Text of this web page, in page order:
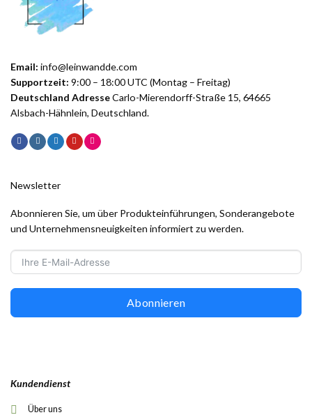
Email: info@leinwandde.com
Supportzeit: 9:00 – 18:00 UTC (Montag – Freitag)
Deutschland AdresseCarlo-Mierendorff-Straße 15, 64665
Alsbach-Hähnlein, Deutschland.
Kundendienst
Über uns
Newsletter
Abonnieren Sie, um über Produkteinführungen, Sonderangebote
und Unternehmensneuigkeiten informiert zu werden.
Abonnieren